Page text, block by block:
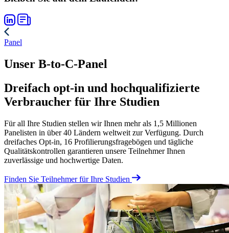
Panel
Unser B-to-C-Panel
Dreifach opt-in und hochqualifizierte
Verbraucher für Ihre Studien
Für all Ihre Studien stellen wir Ihnen mehr als 1,5 Millionen
Panelisten in über 40 Ländern weltweit zur Verfügung. Durch
dreifaches Opt-in, 16 Profilierungsfragebögen und tägliche
Qualitätskontrollen garantieren unsere Teilnehmer Ihnen
zuverlässige und hochwertige Daten.
Finden Sie Teilnehmer für Ihre Studien